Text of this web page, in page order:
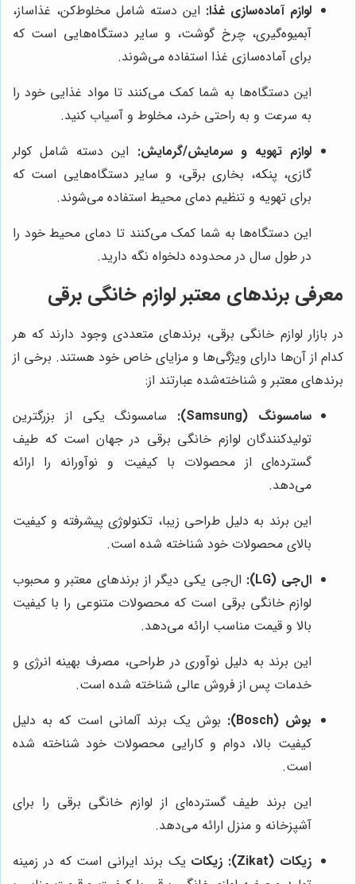
لوازم آماده‌سازی غذا: این دسته شامل مخلوط‌کن، غذاساز،
آبمیوه‌گیری، چرخ گوشت، و سایر دستگاه‌هایی است که
برای آماده‌سازی غذا استفاده می‌شوند.
این دستگاه‌ها به شما کمک می‌کنند تا مواد غذایی خود را
به سرعت و به راحتی خرد، مخلوط و آسیاب کنید.
لوازم تهویه و سرمایش/گرمایش: این دسته شامل کولر
گازی، پنکه، بخاری برقی، و سایر دستگاه‌هایی است که
برای تهویه و تنظیم دمای محیط استفاده می‌شوند.
این دستگاه‌ها به شما کمک می‌کنند تا دمای محیط خود را
در طول سال در محدوده دلخواه نگه دارید.
معرفی برندهای معتبر لوازم خانگی برقی
در بازار لوازم خانگی برقی، برندهای متعددی وجود دارند که هر
کدام از آن‌ها دارای ویژگی‌ها و مزایای خاص خود هستند. برخی از
برندهای معتبر و شناخته‌شده عبارتند از:
سامسونگ (Samsung):
سامسونگ یکی از بزرگترین
تولیدکنندگان لوازم خانگی برقی در جهان است که طیف
گسترده‌ای از محصولات با کیفیت و نوآورانه را ارائه
می‌دهد.
این برند به دلیل طراحی زیبا، تکنولوژی پیشرفته و کیفیت
بالای محصولات خود شناخته شده است.
ال‌جی (LG):
ال‌جی یکی دیگر از برندهای معتبر و محبوب
لوازم خانگی برقی است که محصولات متنوعی را با کیفیت
بالا و قیمت مناسب ارائه می‌دهد.
این برند به دلیل نوآوری در طراحی، مصرف بهینه انرژی و
خدمات پس از فروش عالی شناخته شده است.
بوش (Bosch):
بوش یک برند آلمانی است که به دلیل
کیفیت بالا، دوام و کارایی محصولات خود شناخته شده
است.
این برند طیف گسترده‌ای از لوازم خانگی برقی را برای
آشپزخانه و منزل ارائه می‌دهد.
زیکات (Zikat):
زیکات یک برند ایرانی است که در زمینه